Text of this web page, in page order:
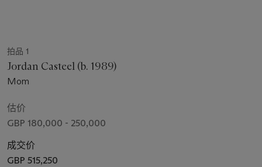
拍品 1
Jordan Casteel (b. 1989)
Mom
估价
GBP 180,000 - 250,000
成交价
GBP 515,250